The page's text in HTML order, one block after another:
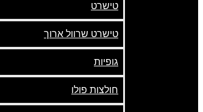
טישרט
טישרט שרוול ארוך
גופיות
חולצות פולו